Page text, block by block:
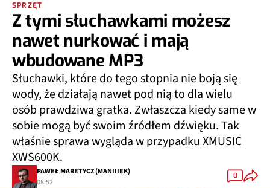
SPRZĘT
Z tymi słuchawkami możesz
nawet nurkować i mają
wbudowane MP3
Słuchawki, które do tego stopnia nie boją się
wody, że działają nawet pod nią to dla wielu
osób prawdziwa gratka. Zwłaszcza kiedy same w
sobie mogą być swoim źródłem dźwięku. Tak
właśnie sprawa wygląda w przypadku XMUSIC
XWS600K.
PAWEŁ MARETYCZ (MANIIIEK)
08:52
0